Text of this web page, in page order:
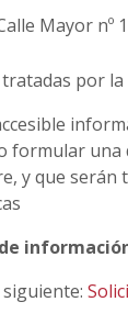
Mayor nº
por
una
y que